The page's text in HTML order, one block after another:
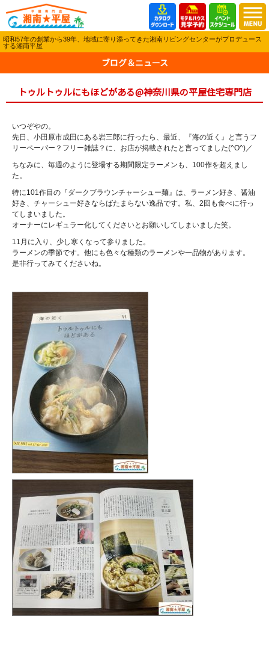
昭和57年の創業から39年、地域に寄り添ってきた湘南リビングセンターがプロデュース
する湘南平屋
ブログ＆ニュース
トゥルトゥルにもほどがある@神奈川県の平屋住宅専門店
いつぞやの。
先日、小田原市成田にある岩三郎に行ったら、最近、『海の近く』と言うフ
リーペーパー？フリー雑誌？に、お店が掲載されたと言ってました(^O^)／
ちなみに、毎週のように登場する期間限定ラーメンも、100作を超えまし
た。
特に101作目の『ダークブラウンチャーシュー麺』は、ラーメン好き、醤油
好き、チャーシュー好きならばたまらない逸品です。私、2回も食べに行っ
てしまいました。
オーナーにレギュラー化してくださいとお願いしてしまいました笑。
11月に入り、少し寒くなって参りました。
ラーメンの季節です。他にも色々な種類のラーメンや一品物があります。
是非行ってみてくださいね。